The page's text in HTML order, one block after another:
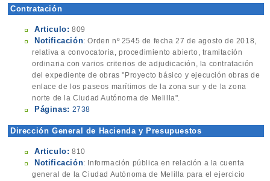
Contratación
Articulo: 809
Notificación: Orden nº 2545 de fecha 27 de agosto de 2018,
relativa a convocatoria, procedimiento abierto, tramitación
ordinaria con varios criterios de adjudicación, la contratación
del expediente de obras "Proyecto básico y ejecución obras de
enlace de los paseos marítimos de la zona sur y de la zona
norte de la Ciudad Autónoma de Melilla".
Páginas: 2738
Dirección General de Hacienda y Presupuestos
Articulo: 810
Notificación: Información pública en relación a la cuenta
general de la Ciudad Autónoma de Melilla para el ejercicio